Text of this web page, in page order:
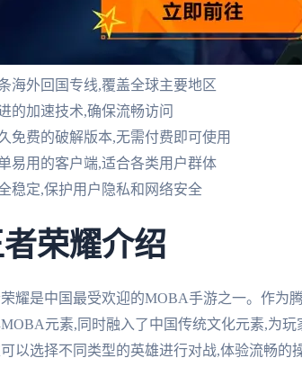
海外回国专线,覆盖全球主要地区
的加速技术,确保流畅访问
免费的破解版本,无需付费即可使用
易用的客户端,适合各类用户群体
稳定,保护用户隐私和网络安全
荣耀介绍
耀是中国最受欢迎的MOBA手游之一。作为
元素,同时融入了中国传统文化元素,为
以选择不同类型的英雄进行对战,体验流畅的